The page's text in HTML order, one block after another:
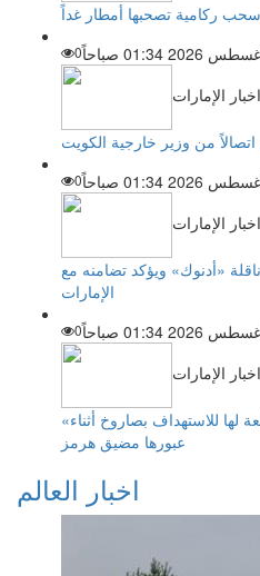
ركامية تصحبها أمطار غداً
0
اخبار الإمارات
اتصالاً من وزير خارجية الكويت
0
اخبار الإمارات
«أدنوك» ويؤكد تضامنه مع
الإمارات
0
اخبار الإمارات
«أدنوك» تعلن تعرض سفينة تابعة لها للاستهداف بصاروخ أثناء
عبورها مضيق هرمز
اخبار العالم